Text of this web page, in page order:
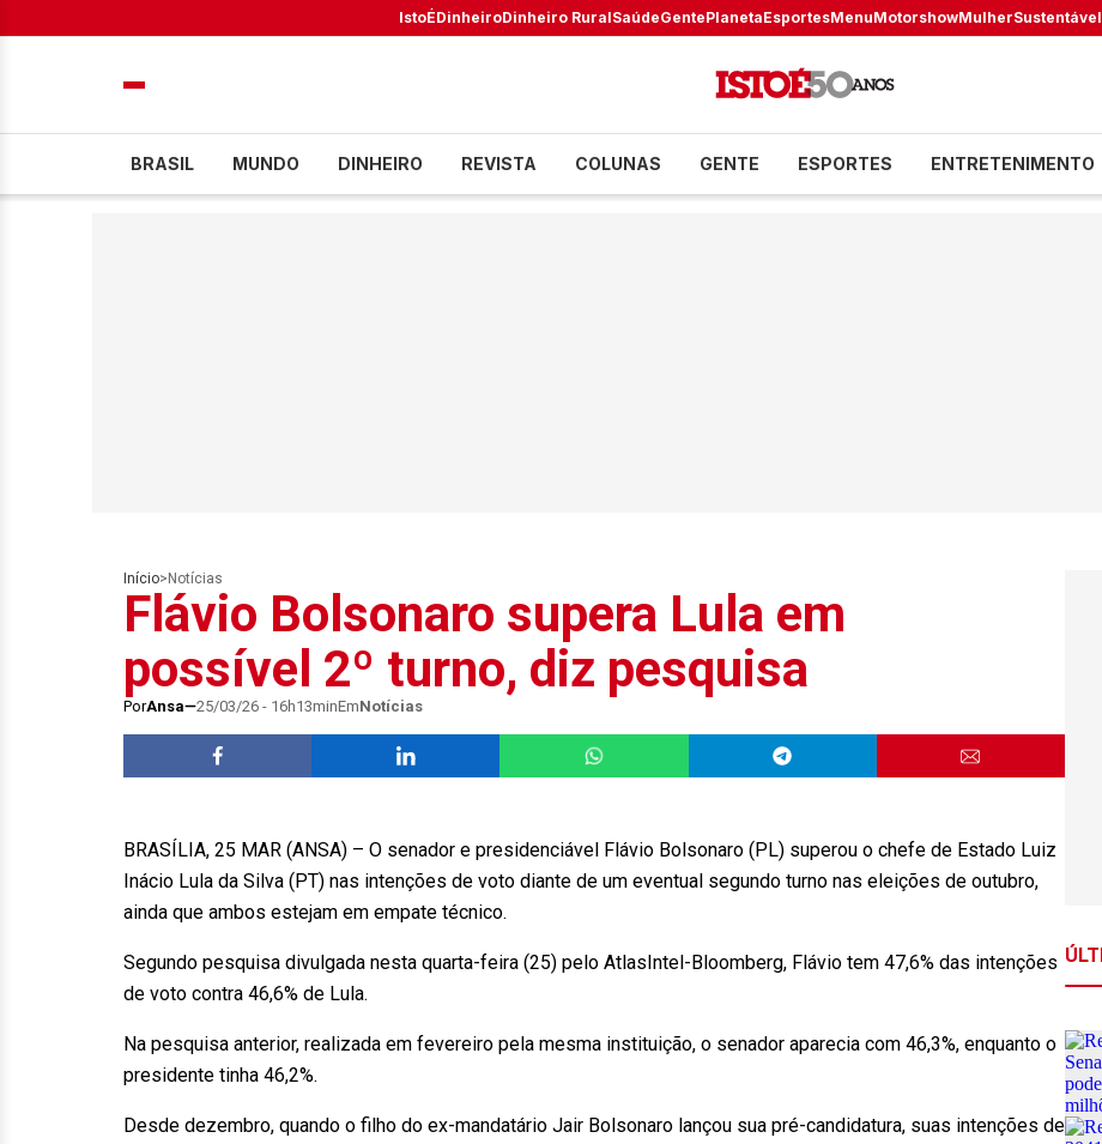
IstoÉDinheiroDinheiro RuralSaúdeGentePlanetaEsportesMenuMotorshowMulherSustentável
BRASIL MUNDO DINHEIRO REVISTA COLUNAS GENTE ESPORTES ENTRETENIMENTO
Início> Notícias
Flávio Bolsonaro supera Lula em
possível 2º turno, diz pesquisa
PorAnsa 25/03/26 - 16h13minEmNotícias
BRASÍLIA, 25 MAR (ANSA) – O senador e presidenciável Flávio Bolsonaro (PL) superou o chefe de Estado Luiz
Inácio Lula da Silva (PT) nas intenções de voto diante de um eventual segundo turno nas eleições de outubro,
ainda que ambos estejam em empate técnico.
Segundo pesquisa divulgada nesta quarta-feira (25) pelo AtlasIntel-Bloomberg, Flávio tem 47,6% das intenções
de voto contra 46,6% de Lula.
Na pesquisa anterior, realizada em fevereiro pela mesma instituição, o senador aparecia com 46,3%, enquanto o
presidente tinha 46,2%.
Desde dezembro, quando o filho do ex-mandatário Jair Bolsonaro lançou sua pré-candidatura, suas intenções de